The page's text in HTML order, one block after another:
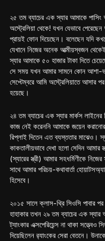
২৫ তম ব্যাচের এক স্যার আমাকে পাসিং
অস্ট্রেলিয়া থেকে! যখন যেভাবে
প্রায়ই ফোন দিয়েছেন। বলেছেন যদি
যেখানে নিজের অনেক আত্মীয়স্বজন
স্যার আমাকে ৫০ হাজার টাকা দিতে
সে সময় যখন আমার সামনে কোন আশা-
সেপ্টেম্বরে আমি অস্ট্রেলিয়াতে আসার পর
হয়েছে।
২৪ তম ব্যাচের এক স্যার মার্কস
কাজ নেই করেননি আমাকে জয়েন
রিপ্লাই দিতেন এত ব্যস্ততার মাঝেও।
কাকতালীয়ভাবে দেখা হলো সেদিন আমার
(স্যারের স্ত্রী) আমার সহধর্মিণীকে
সাথে আমার পরিচয়-কথাবার্তা
হিসেবে।
২০১৫ সালে ক্লাস-থ্রি সিওসি পাবার
হাহাকার তখন ২৯ তম ব্যাচের এক স্যার
ট্যাংকার এক্সপেরিয়েন্স না থাকা সত্ত্বেও
দিয়েছিলেন র‍্যাংকের সেরা বেতনে।